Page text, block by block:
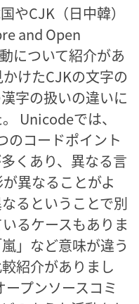
やCJK（日中韓）
and Open
について紹介があ
けたCJKの文字の
字の扱いの違いに
Unicodeでは、
のコードポイント
くあり、異なる言
異なることがよ
るということで別
るケースもありま
」など意味が違う
紹介がありまし
プンソースコミ